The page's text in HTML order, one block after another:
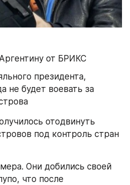
от БРИКС
президента,
не будет воевать за
отодвинуть
под контроль стран
Они добились своей
что после